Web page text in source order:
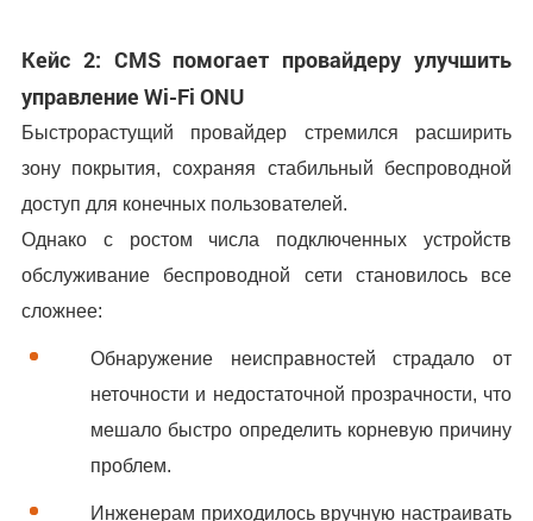
Кейс 2: CMS помогает провайдеру улучшить
управление Wi-Fi ONU
Быстрорастущий провайдер стремился расширить
зону покрытия, сохраняя стабильный беспроводной
доступ для конечных пользователей.
Однако с ростом числа подключенных устройств
обслуживание беспроводной сети становилось все
сложнее:
Обнаружение неисправностей страдало от
неточности и недостаточной прозрачности, что
мешало быстро определить корневую причину
проблем.
Инженерам приходилось вручную настраивать